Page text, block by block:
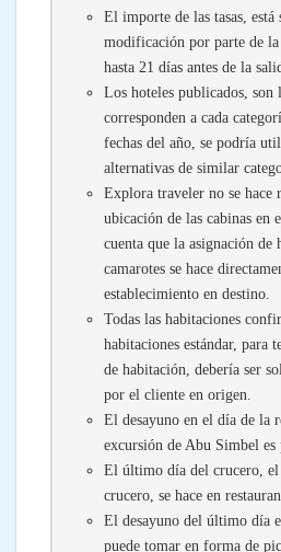
El importe de las tasas, está
modificación por parte de la
hasta 21 días antes de la
Los hoteles publicados, son
corresponden a cada
fechas del año, se podría
alternativas de similar
Explora traveler no se hace
ubicación de las cabinas en
cuenta que la asignación de
camarotes se hace
establecimiento en destino.
Todas las habitaciones
habitaciones estándar, para
de habitación, debería ser
por el cliente en origen.
El desayuno en el día de la
excursión de Abu Simbel es
El último día del crucero, el
crucero, se hace en
El desayuno del último día
puede tomar en forma de